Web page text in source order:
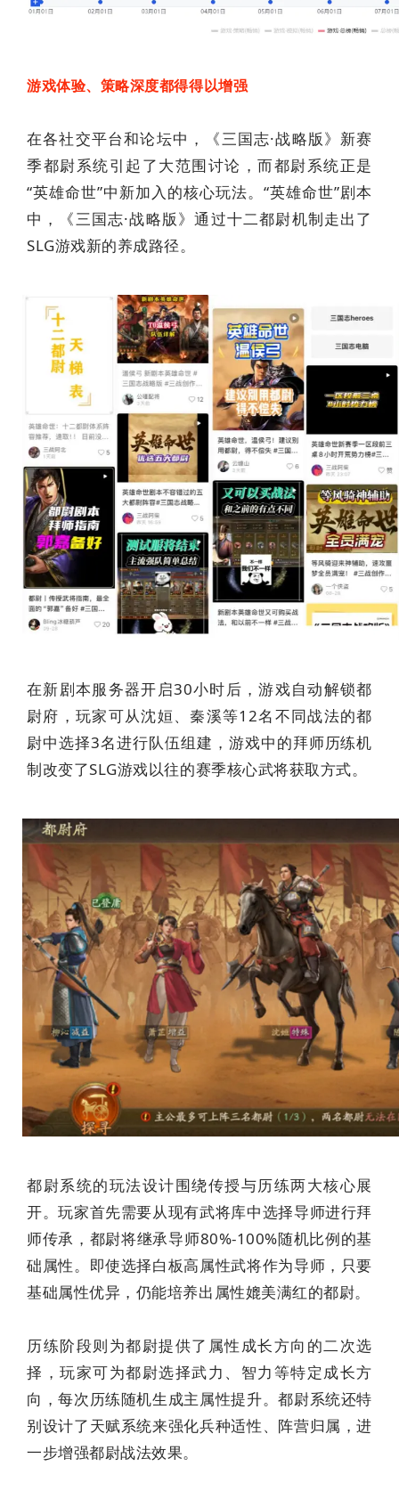
游戏体验、策略深度都得得以增强
在各社交平台和论坛中，《三国志·战略版》新赛
季都尉系统引起了大范围讨论，而都尉系统正是
“英雄命世”中新加入的核心玩法。“英雄命世”剧本
中，《三国志·战略版》通过十二都尉机制走出了
SLG游戏新的养成路径。
在新剧本服务器开启30小时后，游戏自动解锁都
尉府，玩家可从沈姮、秦溪等12名不同战法的都
尉中选择3名进行队伍组建，游戏中的拜师历练机
制改变了SLG游戏以往的赛季核心武将获取方式。
都尉系统的玩法设计围绕传授与历练两大核心展
开。玩家首先需要从现有武将库中选择导师进行拜
师传承，都尉将继承导师80%-100%随机比例的基
础属性。即使选择白板高属性武将作为导师，只要
基础属性优异，仍能培养出属性媲美满红的都尉。
历练阶段则为都尉提供了属性成长方向的二次选
择，玩家可为都尉选择武力、智力等特定成长方
向，每次历练随机生成主属性提升。都尉系统还特
别设计了天赋系统来强化兵种适性、阵营归属，进
一步增强都尉战法效果。